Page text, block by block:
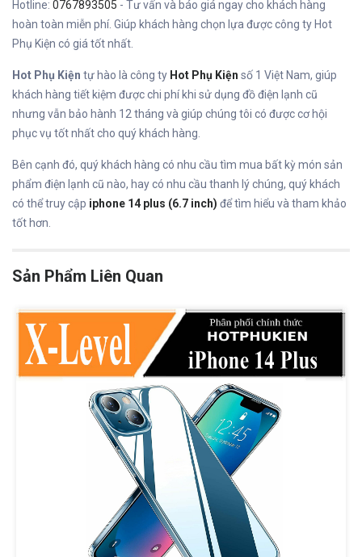
Hotline: 0767893505 - Tư vấn và báo giá ngay cho khách hàng
hoàn toàn miễn phí. Giúp khách hàng chọn lựa được công ty Hot
Phụ Kiện có giá tốt nhất.
Hot Phụ Kiện tự hào là công ty Hot Phụ Kiện số 1 Việt Nam, giúp
khách hàng tiết kiệm được chi phí khi sử dụng đồ điện lạnh cũ
nhưng vẫn bảo hành 12 tháng và giúp chúng tôi có được cơ hội
phục vụ tốt nhất cho quý khách hàng.
Bên cạnh đó, quý khách hàng có nhu cầu tìm mua bất kỳ món sản
phẩm điện lạnh cũ nào, hay có nhu cầu thanh lý chúng, quý khách
có thể truy cập iphone 14 plus (6.7 inch) để tìm hiểu và tham khảo
tốt hơn.
Sản Phẩm Liên Quan